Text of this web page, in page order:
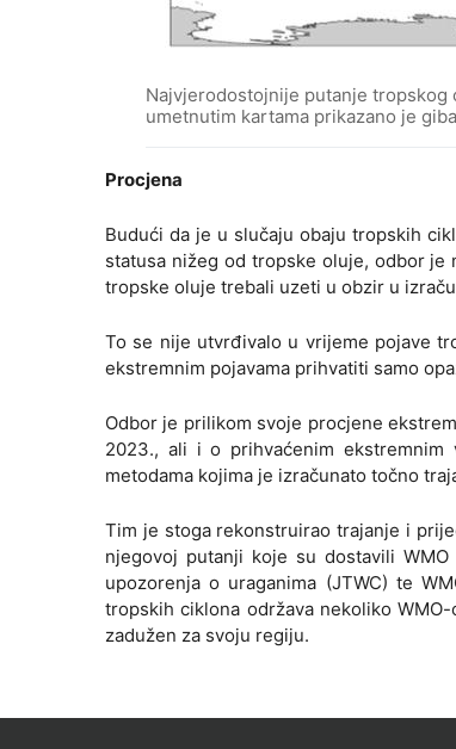
Najvjerodostojnije putanje tropskog
umetnutim kartama prikazano je
Procjena
Budući da je u slučaju obaju tropskih
statusa nižeg od tropske oluje, odbor
tropske oluje trebali uzeti u obzir u
To se nije utvrđivalo u vrijeme pojave
ekstremnim pojavama prihvatiti samo
Odbor je prilikom svoje procjene
2023., ali i o prihvaćenim ekstremnim
metodama kojima je izračunato točno
Tim je stoga rekonstruirao trajanje i
njegovoj putanji koje su dostavili
upozorenja o uraganima (JTWC) te
tropskih ciklona održava nekoliko
zadužen za svoju regiju.